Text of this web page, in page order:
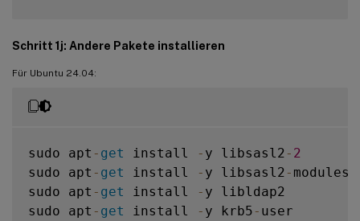
Schritt 1j: Andere Pakete installieren
Für Ubuntu 24.04:
sudo apt - get install - y libsasl2 - 2
sudo apt - get install - y libsasl2 - modules
sudo apt - get install - y libldap2
sudo apt - get install - y krb5 - user